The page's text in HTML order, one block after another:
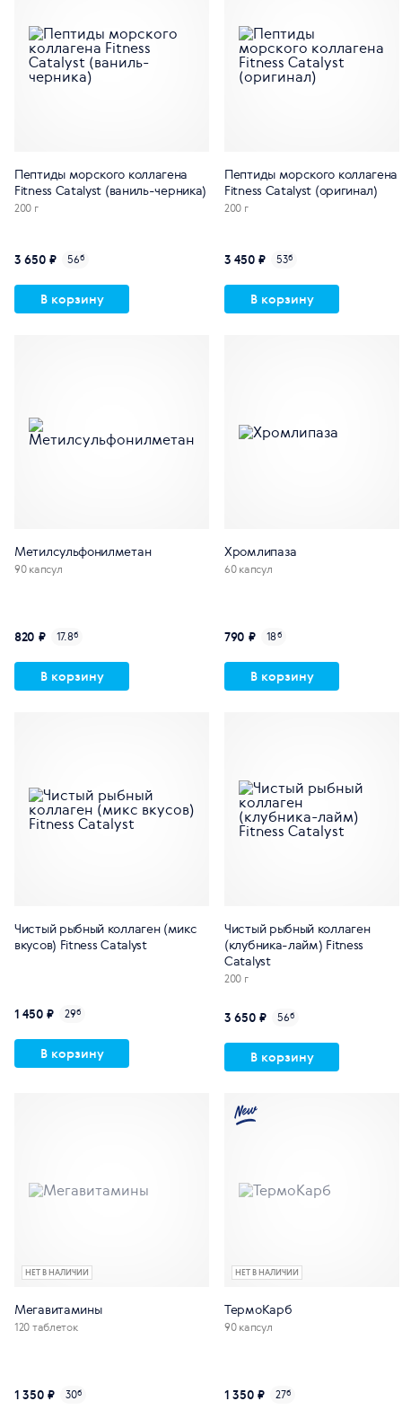
Пептиды морского коллагена
Fitness Catalyst (ваниль-черника)
200 г
3 650 ₽ 56б
В корзину
Пептиды морского коллагена
Fitness Catalyst (оригинал)
200 г
3 450 ₽ 53б
В корзину
Метилсульфонилметан
90 капсул
820 ₽ 17.8б
В корзину
Хромлипаза
60 капсул
790 ₽ 18б
В корзину
Чистый рыбный коллаген (микс
вкусов) Fitness Catalyst
1 450 ₽ 29б
В корзину
Чистый рыбный коллаген
(клубника-лайм) Fitness
Catalyst
200 г
3 650 ₽ 56б
В корзину
НЕТ В НАЛИЧИИ
Мегавитамины
120 таблеток
1 350 ₽ 30б
НЕТ В НАЛИЧИИ
ТермоКарб
90 капсул
1 350 ₽ 27б